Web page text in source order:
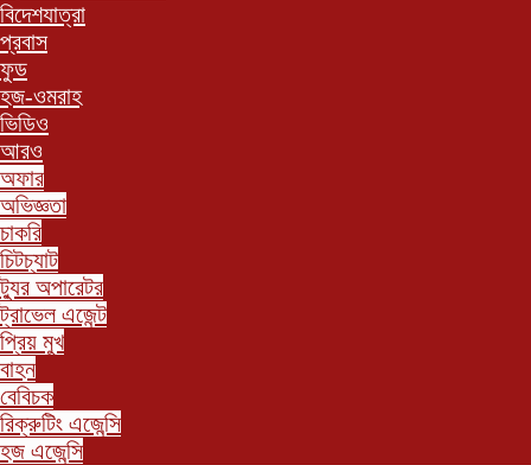
বিদেশযাত্রা
প্রবাস
ফুড
হজ-ওমরাহ
ভিডিও
আরও
অফার
অভিজ্ঞতা
চাকরি
চিটচ্যাট
ট্যুর অপারেটর
ট্রাভেল এজেন্ট
প্রিয় মুখ
বাহন
বেবিচক
রিক্রুটিং এজেন্সি
হজ এজেন্সি